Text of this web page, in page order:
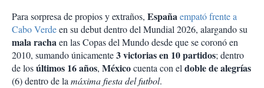
Para sorpresa de propios y extraños, Españaempató frente a
Cabo Verdeen su debut dentro del Mundial 2026, alargando su
mala rachaen las Copas del Mundo desde que se coronó en
2010, sumando únicamente3 victorias en 10 partidos; dentro
de losúltimos 16 años, Méxicocuenta con eldoble de alegrías
(6) dentro de lamáxima fiesta del futbol.